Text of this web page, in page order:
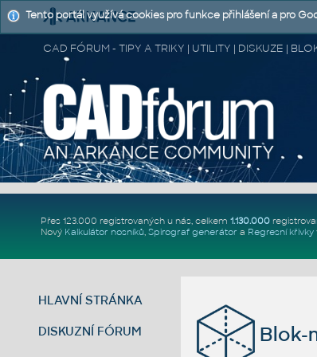
CAD FÓRUM - TIPY A TRIKY | UTILITY | DISKUZE |
Přes 123.000 registrovaných u nás, celkem 1.130.000
Nový Kalkulátor nosníků, Spirograf generátor a Regresní křivky
HLAVNÍ STRÁNKA
DISKUZNÍ FÓRUM
Tento portál využívá cookies pro funkce přihlášení a pro